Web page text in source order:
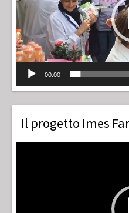
00:00
Il progetto Imes